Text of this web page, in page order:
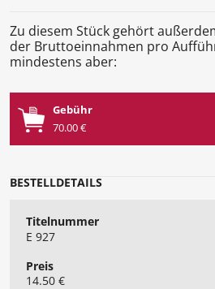
Zu diesem Stück gehört
der Bruttoeinnahmen pro
mindestens aber:
Gebühr
70.00 €
BESTELLDETAILS
Titelnummer
E 927
Preis
14.50 €